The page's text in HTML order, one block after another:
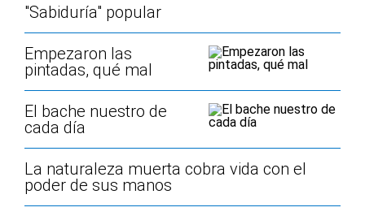
"Sabiduría" popular
Empezaron las
pintadas, qué mal
El bache nuestro de
cada día
La naturaleza muerta cobra vida con el
poder de sus manos